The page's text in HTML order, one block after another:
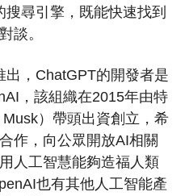
尋引擎，既能快速找到
談。
出，ChatGPT的開發者是
，該組織在2015年由特
）帶頭出資創立，希
作，向公眾開放AI相關
人工智慧能夠造福人類
也有其他人工智能產